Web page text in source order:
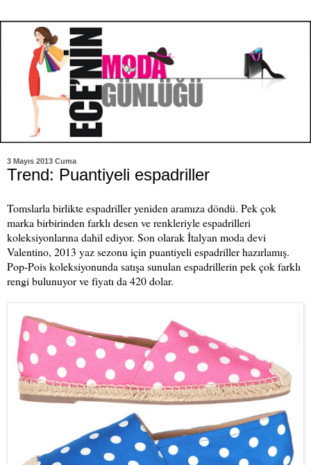
3 Mayıs 2013 Cuma
Trend: Puantiyeli espadriller
Tomslarla birlikte espadriller yeniden aramıza döndü. Pek çok
marka birbirinden farklı desen ve renkleriyle espadrilleri
koleksiyonlarına dahil ediyor. Son olarak İtalyan moda devi
Valentino, 2013 yaz sezonu için puantiyeli espadriller hazırlamış.
Pop-Pois koleksiyonunda satışa sunulan espadrillerin pek çok farklı
rengi bulunuyor ve fiyatı da 420 dolar.